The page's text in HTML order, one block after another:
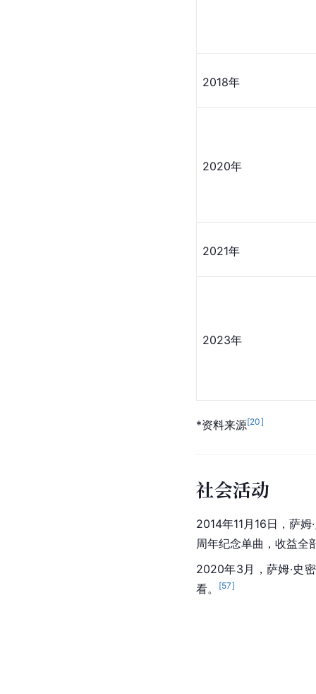
2018年
2020年
2021年
2023年
*资料来源[20]
社会活动
2014年11月16日，萨
周年纪念单曲，收益全
2020年3月，萨姆·史
看。
[57]